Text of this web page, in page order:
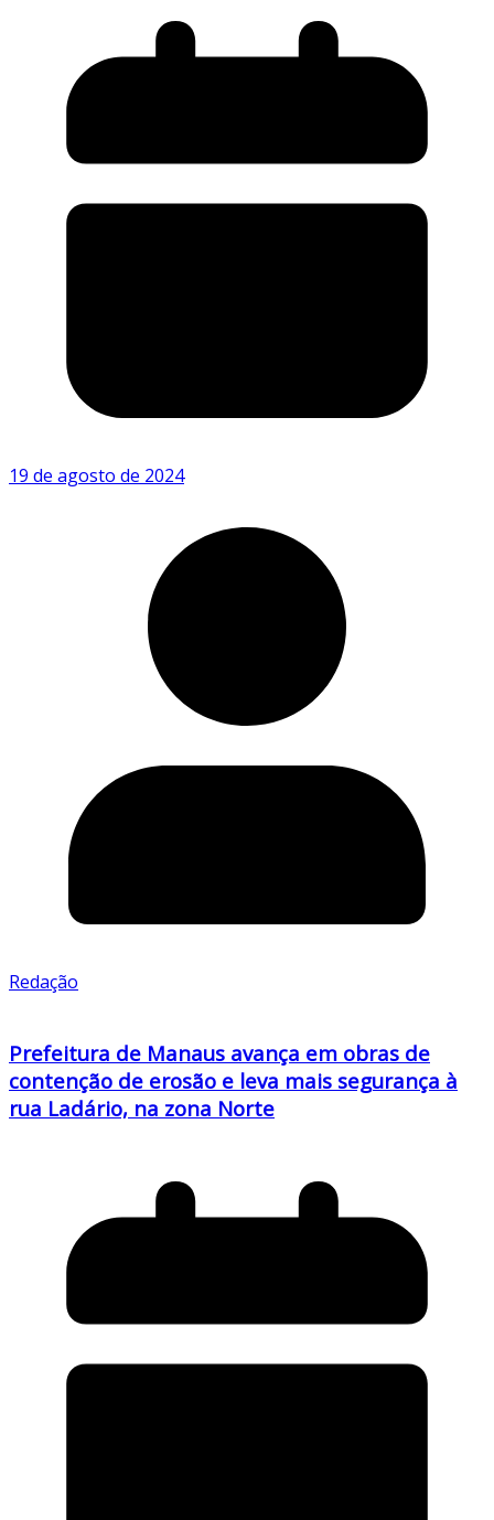
19 de agosto de 2024
Redação
Prefeitura de Manaus avança em obras de
contenção de erosão e leva mais segurança à
rua Ladário, na zona Norte